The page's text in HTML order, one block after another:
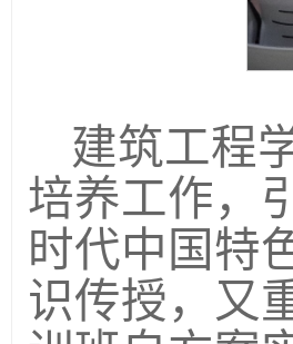
建筑工程
培养工作，
时代中国特
识传授，又